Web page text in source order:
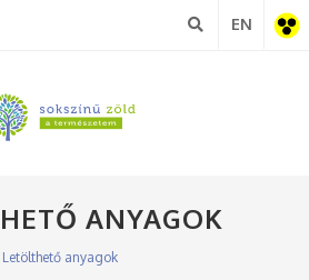
EN
ANYAGOK
Letölthető anyagok